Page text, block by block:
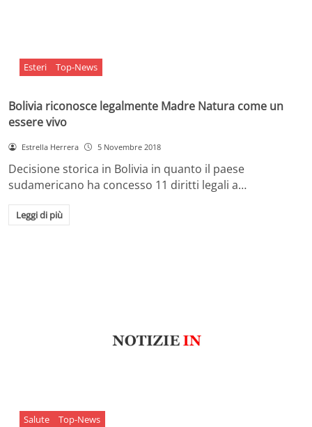
Esteri Top-News
Bolivia riconosce legalmente Madre Natura come un
essere vivo
Estrella Herrera 5 Novembre 2018
Decisione storica in Bolivia in quanto il paese
sudamericano ha concesso 11 diritti legali a…
Leggi di più
Salute Top-News